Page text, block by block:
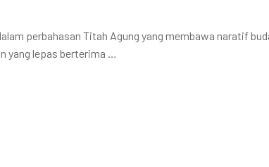
perbahasan Titah Agung yang membawa naratif
yang lepas berterima …